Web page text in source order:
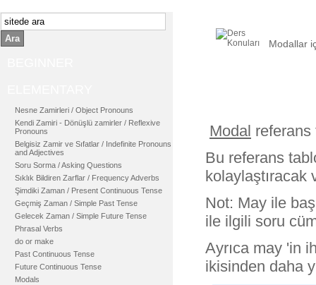
Ara
Nesne Zamirleri / Object Pronouns
Kendi Zamiri - Dönüşlü zamirler / Reflexive
Pronouns
Belgisiz Zamir ve Sıfatlar / Indefinite Pronouns
and Adjectives
Soru Sorma / Asking Questions
Sıklık Bildiren Zarflar / Frequency Adverbs
Şimdiki Zaman / Present Continuous Tense
Geçmiş Zaman / Simple Past Tense
Gelecek Zaman / Simple Future Tense
Phrasal Verbs
do or make
Past Continuous Tense
Future Continuous Tense
Modals
Modallar
Modal referans
Bu referans
kolaylaştıracak
Not: May ile
ile ilgili soru
Ayrıca may 'in
ikisinden daha